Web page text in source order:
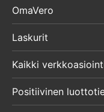
OmaVero
Laskurit
Kaikki
Positiivinen